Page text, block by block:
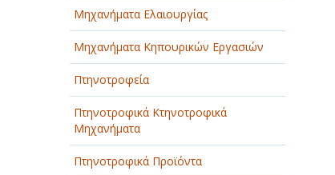
Μηχανήματα Ελαιουργίας
Μηχανήματα Κηπουρικών Εργασιών
Πτηνοτροφεία
Πτηνοτροφικά Κτηνοτροφικά
Μηχανήματα
Πτηνοτροφικά Προϊόντα